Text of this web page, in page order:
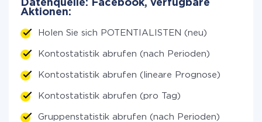
Datenquelle: Facebook, verfügbare
Aktionen:
Holen Sie sich POTENTIALISTEN (neu)
Kontostatistik abrufen (nach Perioden)
Kontostatistik abrufen (lineare Prognose)
Kontostatistik abrufen (pro Tag)
Gruppenstatistik abrufen (nach Perioden)